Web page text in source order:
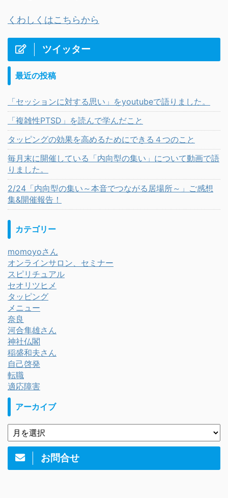
くわしくはこちらから
ツイッター
最近の投稿
「セッションに対する思い」をyoutubeで語りました。
「複雑性PTSD」を読んで学んだこと
タッピングの効果を高めるためにできる４つのこと
毎月末に開催している「内向型の集い」について動画で語
りました。
2/24「内向型の集い～本音でつながる居場所～」ご感想
集&開催報告！
カテゴリー
momoyoさん
オンラインサロン、セミナー
スピリチュアル
セオリツヒメ
タッピング
メニュー
奈良
河合隼雄さん
神社仏閣
稲盛和夫さん
自己啓発
転職
適応障害
アーカイブ
お問合せ